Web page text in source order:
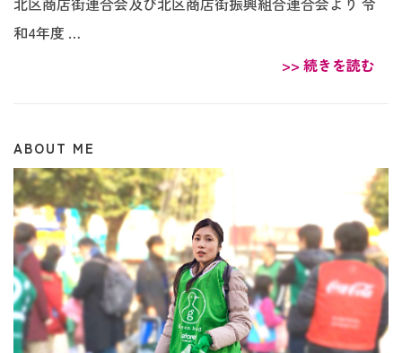
和4年度 …
>> 続きを読む
ABOUT ME